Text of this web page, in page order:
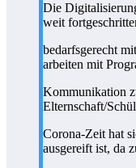
Die
weit
bedarfsgerecht
arbeiten mit
Kommunikation
Elternschaft/
Corona-Zeit hat
ausgereift ist, da